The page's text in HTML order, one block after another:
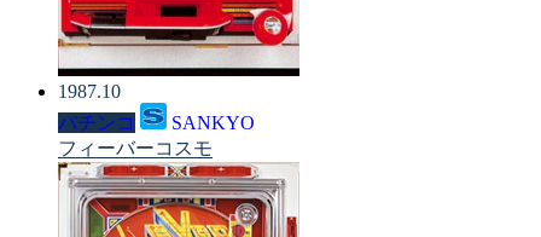
1987.10
パチンコ
SANKYO
フィーバーコスモ